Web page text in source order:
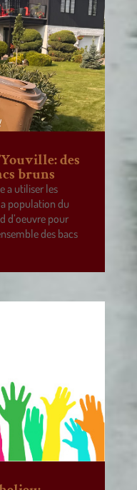
des
bruns
a utiliser les
population du
d’oeuvre pour
des bacs